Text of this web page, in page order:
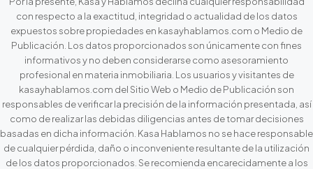
con respecto a la exactitud, integridad o actualidad de los datos
expuestos sobre propiedades en kasayhablamos.com o Medio de
Publicación. Los datos proporcionados son únicamente con fines
informativos y no deben considerarse como asesoramiento
profesional en materia inmobiliaria. Los usuarios y visitantes de
kasayhablamos.com del Sitio Web o Medio de Publicación son
responsables de verificar la precisión de la información presentada, así
como de realizar las debidas diligencias antes de tomar decisiones
basadas en dicha información. Kasa Hablamos no se hace responsable
de cualquier pérdida, daño o inconveniente resultante de la utilización
de los datos proporcionados. Se recomienda encarecidamente a los